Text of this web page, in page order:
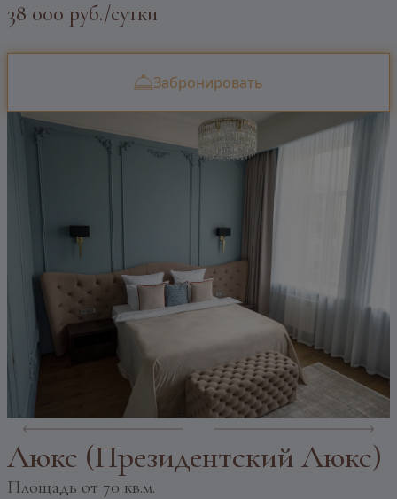
38 000 руб./сутки
Забронировать
Люкс (Президентский Люкс)
Площадь от 70 кв.м.